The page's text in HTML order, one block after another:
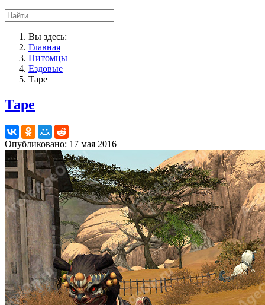
Вы здесь:
Главная
Питомцы
Ездовые
Таре
Таре
Опубликовано: 17 мая 2016